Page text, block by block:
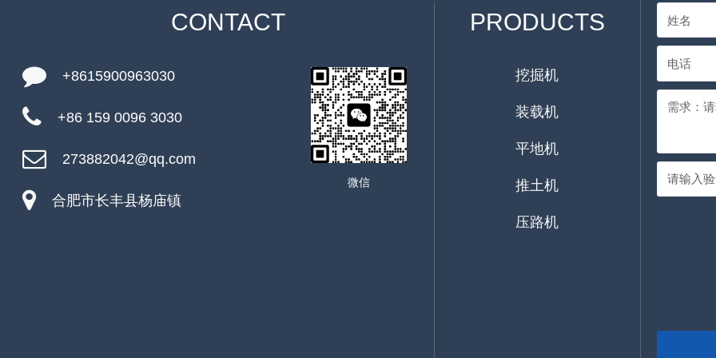
CONTACT
+8615900963030
+86 159 0096 3030
273882042@qq.com
合肥市长丰县杨庙镇
微信
PRODUCTS
挖掘机
装载机
平地机
推土机
压路机